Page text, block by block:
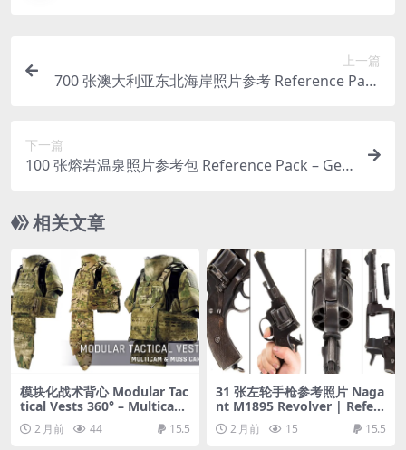
上一篇
700 张澳大利亚东北海岸照片参考 Reference Pack
下一篇
100 张熔岩温泉照片参考包 Reference Pack – Gey
相关文章
模块化战术背心 Modular Tac
tical Vests 360° – Multicam
& Moss Camo | Reference
Pack2 月前 44 15.5
31 张左轮手枪参考照片 Naga
nt M1895 Revolver | Refere
nce Pack
2 月前 15 15.5